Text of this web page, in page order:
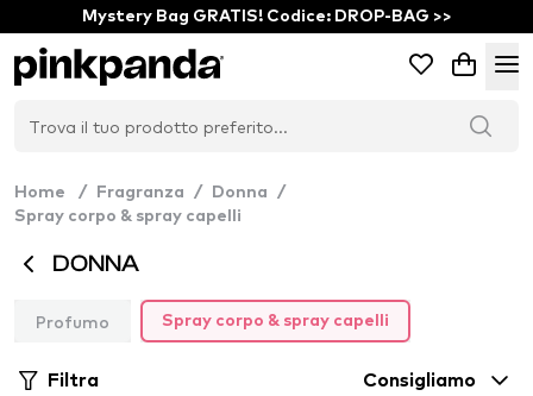
Mystery Bag GRATIS! Codice: DROP-BAG >>
Home / Fragranza / Donna
/
Spray corpo & spray capelli
DONNA
Profumo Spray corpo & spray capelli
Filtra Consigliamo